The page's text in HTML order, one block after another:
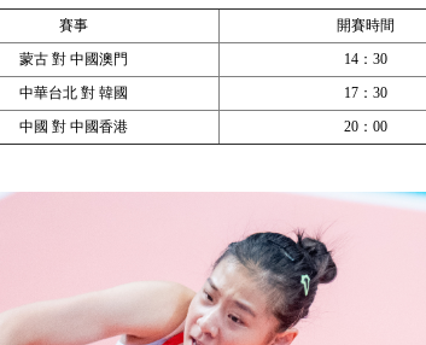
賽事
開賽時間
蒙古 對 中國澳門
14：30
中華台北 對 韓國
17：30
中國 對 中國香港 20：00